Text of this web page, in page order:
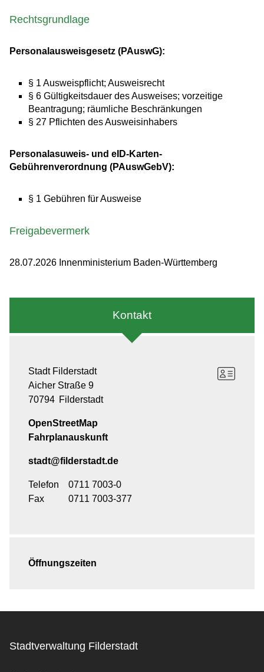
Rechtsgrundlage
Personalausweisgesetz (PAuswG):
§ 1 Ausweispflicht; Ausweisrecht
§ 6 Gültigkeitsdauer des Ausweises; vorzeitige
Beantragung; räumliche Beschränkungen
§ 27 Pflichten des Ausweisinhabers
Personalasuweis- und eID-Karten-
Gebührenverordnung (PAuswGebV):
§ 1 Gebühren für Ausweise
Freigabevermerk
28.07.2026 Innenministerium Baden-Württemberg
Kontakt
Stadt Filderstadt
Aicher Straße 9
70794 Filderstadt
OpenStreetMap
Fahrplanauskunft
stadt@filderstadt.de
Telefon
0711 7003-0
Fax
0711 7003-377
Öffnungszeiten
Stadtverwaltung Filderstadt